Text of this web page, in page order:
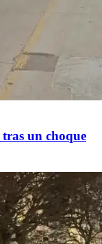
tras un choque